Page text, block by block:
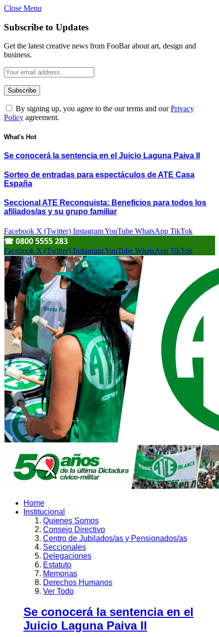
Close Menu
Subscribe to Updates
Get the latest creative news from FooBar about art, design and
business.
By signing up, you agree to the our terms and ourPrivacy
Policy agreement.
What's Hot
Se conocerá la sentencia en el Juicio Laguna Paiva II
Sorteo de entradas para espectáculos de ATE Casa
España
Seccional ATE Reconquista: Beneficios para todos los
afiliados/as y su grupo familiar
Facebook X (Twitter) InstagramYouTube WhatsApp TikTok
☎︎ 0800 5555 283
Facebook X (Twitter) InstagramYouTube WhatsApp TikTok
Home
Institucional
Quienes Somos
Consejo Directivo
Centro de Jubilados/as y Pensionados/as
Seccionales
Delegaciones
Estatuto
Memorias
Derechos Humanos
Ver Todo
Se conocerá la sentencia en el
Juicio Laguna Paiva II